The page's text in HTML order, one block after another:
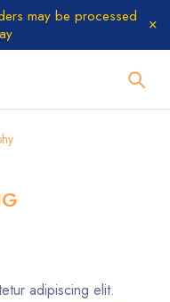
may be processed
adipiscing elit.